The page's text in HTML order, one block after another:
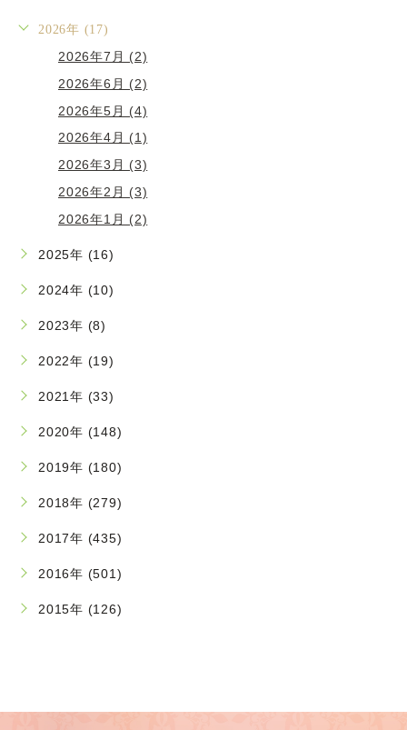
2026年 (17)
2026年7月 (2)
2026年6月 (2)
2026年5月 (4)
2026年4月 (1)
2026年3月 (3)
2026年2月 (3)
2026年1月 (2)
2025年 (16)
2024年 (10)
2023年 (8)
2022年 (19)
2021年 (33)
2020年 (148)
2019年 (180)
2018年 (279)
2017年 (435)
2016年 (501)
2015年 (126)